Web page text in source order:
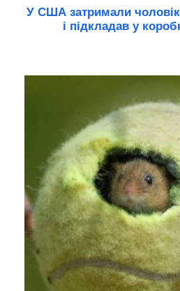
У США затримали
і підкладав у